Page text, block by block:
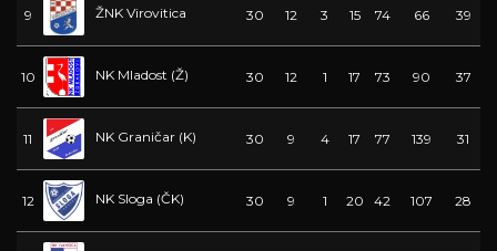
9 ŽNK Virovitica 30 12 3 15 74 66 39
10 NK Mladost (Ž) 30 12 1 17 73 90 37
11 NK Graničar (K) 30 9 4 17 77 139 31
12 NK Sloga (ČK) 30 9 1 20 42 107 28